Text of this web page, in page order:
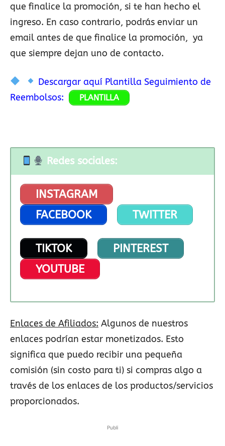
que finalice la promoción, si te han hecho el
ingreso. En caso contrario, podrás enviar un
email antes de que finalice la promoción, ya
que siempre dejan uno de contacto.
Descargar aquí Plantilla Seguimiento de
Reembolsos:
PLANTILLA
Redes sociales:
INSTAGRAM
FACEBOOK
TWITTER
TIKTOK
PINTEREST
YOUTUBE
Enlaces de Afiliados: Algunos de nuestros
enlaces podrían estar monetizados. Esto
significa que puedo recibir una pequeña
comisión (sin costo para ti) si compras algo a
través de los enlaces de los productos/servicios
proporcionados.
Publi